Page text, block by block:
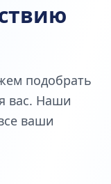
подобрать
вас. Наши
ваши